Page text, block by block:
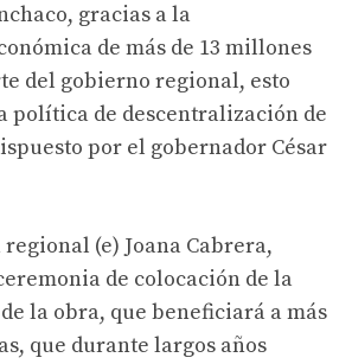
gracias a la
de más de 13 millones
del gobierno regional, esto
política de descentralización de
por el gobernador César
(e) Joana Cabrera,
de colocación de la
la obra, que beneficiará a más
que durante largos años